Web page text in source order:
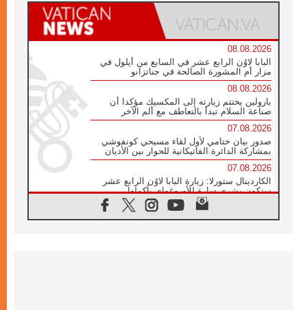
08.08.2026
البابا لاوُن الرابع عشر في السابع من أيلول في
مزار أم المشورة الصالحة في جناتزانو
08.08.2026
بارولين يختتم زيارته إلى المكسيك مؤكدا أن
صناعة السلام تبدأ بالتعاطف مع ألم الآخر
07.08.2026
صدور بيان ختامي لأول لقاء مسيحي كونفوشي
بمشاركة الدائرة الفاتيكانية للحوار بين الأديان
07.08.2026
الكاردينال ستورلا: زيارة البابا لاوُن الرابع عشر
ستكون بشرى سارة للأوروغواي بأكملها
الفاتيكان يعلن برنامج الزيارة الرسولية للبابا لاوُن